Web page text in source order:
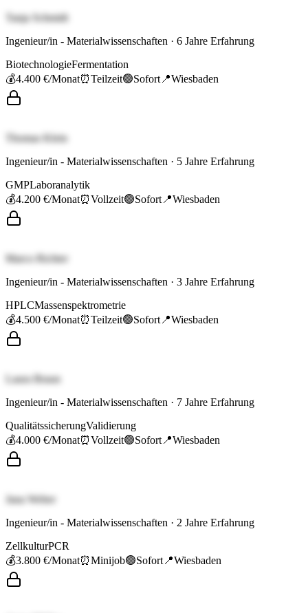
Tanja Schmidt
Ingenieur/in - Materialwissenschaften · 6 Jahre Erfahrung
BiotechnologieFermentation
💰4.400 €/Monat⏰Teilzeit🟢Sofort 📍Wiesbaden
Thomas Klein
Ingenieur/in - Materialwissenschaften · 5 Jahre Erfahrung
GMPLaboranalytik
💰4.200 €/Monat⏰Vollzeit🟢Sofort 📍Wiesbaden
Marco Richter
Ingenieur/in - Materialwissenschaften · 3 Jahre Erfahrung
HPLCMassenspektrometrie
💰4.500 €/Monat⏰Teilzeit🟢Sofort 📍Wiesbaden
Laura Braun
Ingenieur/in - Materialwissenschaften · 7 Jahre Erfahrung
QualitätssicherungValidierung
💰4.000 €/Monat⏰Vollzeit🟢Sofort 📍Wiesbaden
Jana Weber
Ingenieur/in - Materialwissenschaften · 2 Jahre Erfahrung
ZellkulturPCR
💰3.800 €/Monat⏰Minijob🟢Sofort 📍Wiesbaden